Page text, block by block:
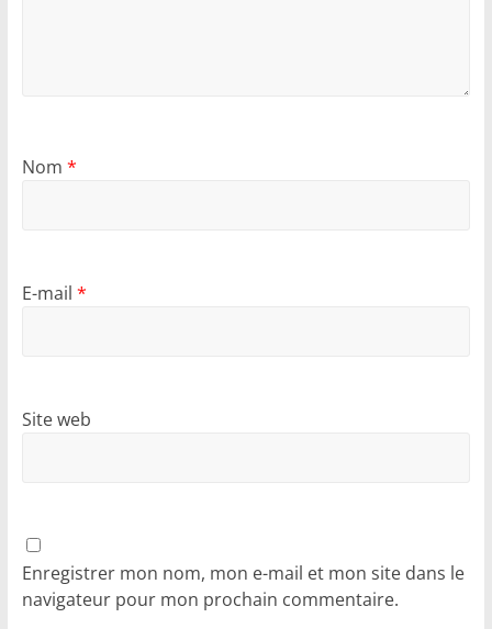
Nom *
E-mail *
Site web
Enregistrer mon nom, mon e-mail et mon site dans le
navigateur pour mon prochain commentaire.